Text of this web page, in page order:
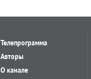
Телепрограмма
Авторы
О канале